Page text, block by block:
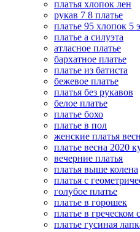
платья хлопок лен
рукав 7 8 платье
платье 95 хлопок 5
платье а силуэта
атласное платье
бархатное платье
платье из батиста
бежевое платье
платья без рукавов
белое платье
платье бохо
платье в пол
женские платья
платье весна 2020
вечерние платья
платья выше колена
платья с
голубое платье
платье в горошек
платье в греческом
платье гусиная